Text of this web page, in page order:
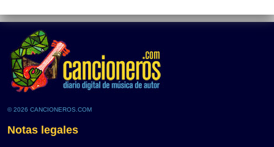
© 2026 CANCIONEROS.COM
Notas legales